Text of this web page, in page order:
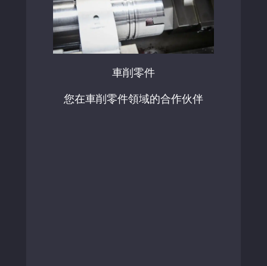
車削零件
您在車削零件領域的合作伙伴